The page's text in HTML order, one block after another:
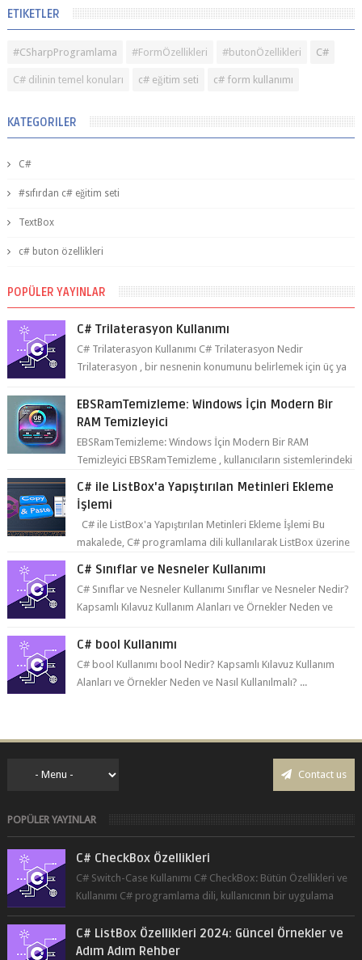
ETIKETLER
#CSharpProgramlama #FormÖzellikleri #butonÖzellikleri C#
C# dilinin temel konuları c# eğitim seti c# form kullanımı
KATEGORILER
C#
#sıfırdan c# eğitim seti
TextBox
c# buton özellikleri
POPÜLER YAYINLAR
C# Trilaterasyon Kullanımı
C# Trilaterasyon Kullanımı C# Trilaterasyon Nedir
Trilaterasyon , bir nesnenin konumunu belirlemek için üç ya
EBSRamTemizleme: Windows İçin Modern Bir
RAM Temizleyici
EBSRamTemizleme: Windows İçin Modern Bir RAM
Temizleyici EBSRamTemizleme , kullanıcıların sistemlerindeki
C# ile ListBox'a Yapıştırılan Metinleri Ekleme
İşlemi
C# ile ListBox'a Yapıştırılan Metinleri Ekleme İşlemi Bu
makalede, C# programlama dili kullanılarak ListBox üzerine
C# Sınıflar ve Nesneler Kullanımı
C# Sınıflar ve Nesneler Kullanımı Sınıflar ve Nesneler Nedir?
Kapsamlı Kılavuz Kullanım Alanları ve Örnekler Neden ve
C# bool Kullanımı
C# bool Kullanımı bool Nedir? Kapsamlı Kılavuz Kullanım
Alanları ve Örnekler Neden ve Nasıl Kullanılmalı? ...
Contact us
POPÜLER YAYINLAR
C# CheckBox Özellikleri
C# Switch-Case Kullanımı C# CheckBox: Bütün Özellikleri ve
Kullanımı C# programlama dili, kullanıcının bir uygulama
üzerinde seçim yapma...
C# ListBox Özellikleri 2024: Güncel Örnekler ve
Adım Adım Rehber